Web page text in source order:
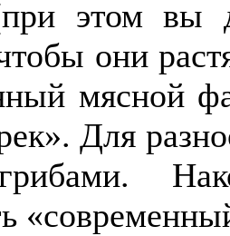
этом вы
они
мясной
Для